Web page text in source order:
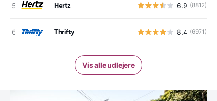
Hertz 6.9 (8812)
Thrifty 8.4 (6971)
Vis alle udlejere